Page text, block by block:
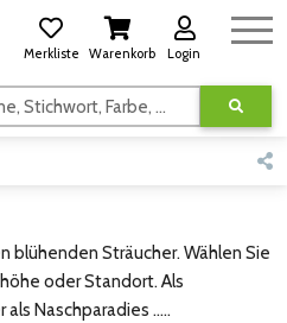
Merkliste Warenkorb Login
Suchen nach Kategorie, Name, Stichwort, Farbe, usw.
blühenden Sträucher. Wählen Sie
oder Standort. Als
Naschparadies .....